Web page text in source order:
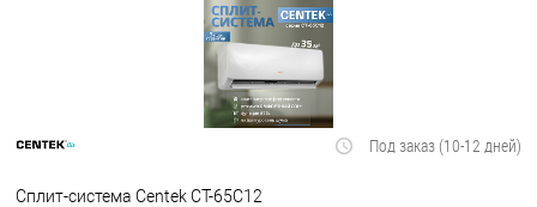
Под заказ (10-12 дней)
Сплит-система Centek CT-65C12